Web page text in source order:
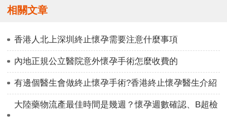
相關文章
香港人北上深圳終止懷孕需要注意什麼事項
內地正規公立醫院意外懷孕手術怎麼收費的
有邊個醫生會做終止懷孕手術?香港終止懷孕醫生介紹
大陸藥物流產最佳時間是幾週？懷孕週數確認、B超檢